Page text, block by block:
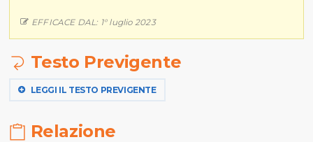
EFFICACE DAL: 1° luglio 2023
Testo Previgente
LEGGI IL TESTO PREVIGENTE
Relazione